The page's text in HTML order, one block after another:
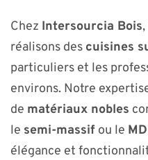
Chez Intersourcia Bois
réalisons des cuisines
particuliers et les
environs. Notre
de matériaux nobles
le semi-massif ou le
élégance et